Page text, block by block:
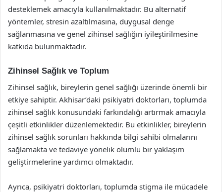
desteklemek amacıyla kullanılmaktadır. Bu alternatif
yöntemler, stresin azaltılmasına, duygusal denge
sağlanmasına ve genel zihinsel sağlığın iyileştirilmesine
katkıda bulunmaktadır.
Zihinsel Sağlık ve Toplum
Zihinsel sağlık, bireylerin genel sağlığı üzerinde önemli bir
etkiye sahiptir. Akhisar’daki psikiyatri doktorları, toplumda
zihinsel sağlık konusundaki farkındalığı artırmak amacıyla
çeşitli etkinlikler düzenlemektedir. Bu etkinlikler, bireylerin
zihinsel sağlık sorunları hakkında bilgi sahibi olmalarını
sağlamakta ve tedaviye yönelik olumlu bir yaklaşım
geliştirmelerine yardımcı olmaktadır.
Ayrıca, psikiyatri doktorları, toplumda stigma ile mücadele